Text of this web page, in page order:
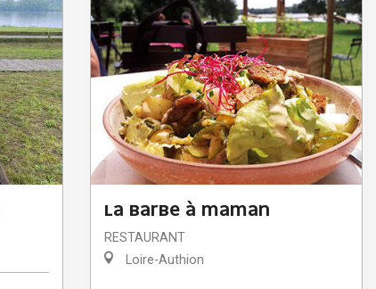
LA BARBE À MAMAN
RESTAURANT
Loire-Authion